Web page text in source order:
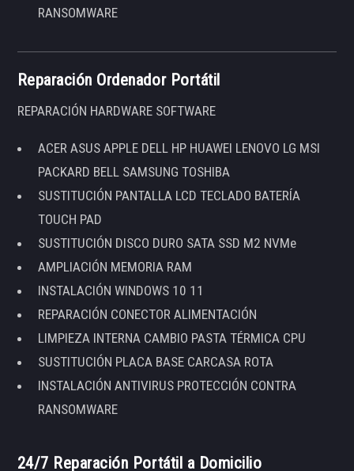
RANSOMWARE
Reparación Ordenador Portátil
REPARACIÓN HARDWARE SOFTWARE
ACER ASUS APPLE DELL HP HUAWEI LENOVO LG MSI
PACKARD BELL SAMSUNG TOSHIBA
SUSTITUCIÓN PANTALLA LCD TECLADO BATERÍA
TOUCH PAD
SUSTITUCIÓN DISCO DURO SATA SSD M2 NVMe
AMPLIACIÓN MEMORIA RAM
INSTALACIÓN WINDOWS 10 11
REPARACIÓN CONECTOR ALIMENTACIÓN
LIMPIEZA INTERNA CAMBIO PASTA TÉRMICA CPU
SUSTITUCIÓN PLACA BASE CARCASA ROTA
INSTALACIÓN ANTIVIRUS PROTECCIÓN CONTRA
RANSOMWARE
24/7 Reparación Portátil a Domicilio